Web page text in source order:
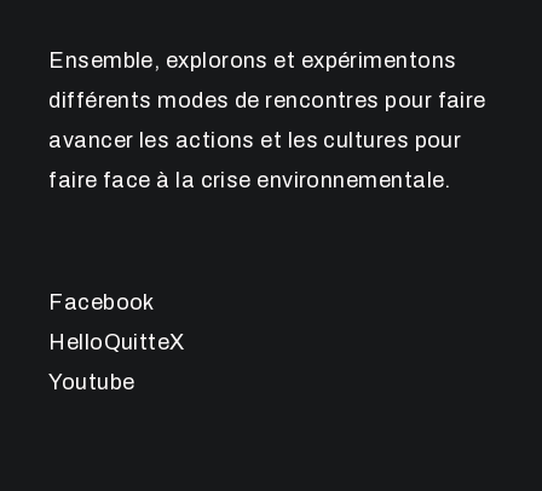
Ensemble, explorons et expérimentons
différents modes de rencontres pour faire
avancer les actions et les cultures pour
faire face à la crise environnementale.
Facebook
HelloQuitteX
Youtube